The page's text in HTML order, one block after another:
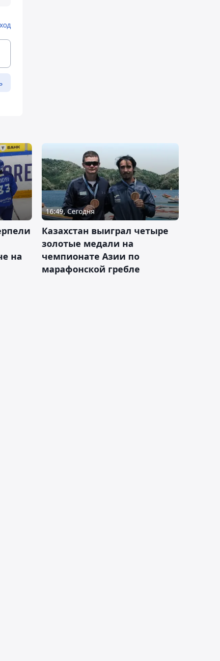
на
16:49, Сегодня
Казахстан выиграл четыре
золотые медали на
чемпионате Азии по
марафонской гребле